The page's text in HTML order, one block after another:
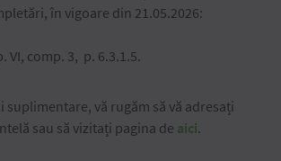
în vigoare din 21.05.2026:
VI, comp. 3, p. 6.3.1.5.
vă rugăm să vă adresați
sau să vizitați pagina de aici.